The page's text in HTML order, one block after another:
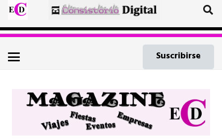
Suscribirse